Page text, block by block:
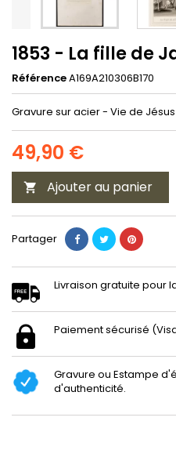
1853 - La fille de
RéférenceA169A210306B170
Gravure sur acier - Vie de Jésus
49,90 €
 Ajouter au panier
Partager
Livraison gratuite pour
Paiement sécurisé
Gravure ou Estampe
d'authenticité.